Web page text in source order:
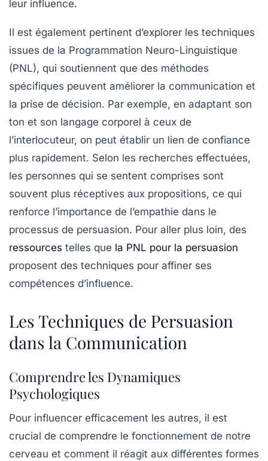
leur influence.
Il est également pertinent d’explorer les techniques
issues de la Programmation Neuro-Linguistique
(PNL), qui soutiennent que des méthodes
spécifiques peuvent améliorer la communication et
la prise de décision. Par exemple, en adaptant son
ton et son langage corporel à ceux de
l’interlocuteur, on peut établir un lien de confiance
plus rapidement. Selon les recherches effectuées,
les personnes qui se sentent comprises sont
souvent plus réceptives aux propositions, ce qui
renforce l’importance de l’empathie dans le
processus de persuasion. Pour aller plus loin, des
ressources telles que la PNL pour la persuasion
proposent des techniques pour affiner ses
compétences d’influence.
Les Techniques de Persuasion
dans la Communication
Comprendre les Dynamiques
Psychologiques
Pour influencer efficacement les autres, il est
crucial de comprendre le fonctionnement de notre
cerveau et comment il réagit aux différentes formes